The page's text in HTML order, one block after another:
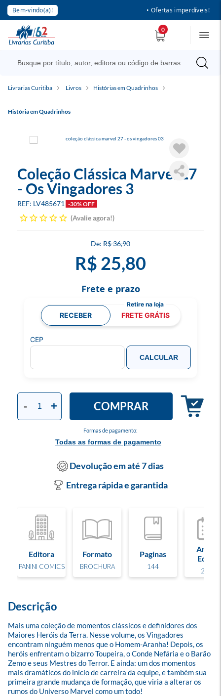
Bem-vindo(a)! • Ofertas imperdíveis!
0
Livrarias Curitiba Livros Histórias em Quadrinhos
História em Quadrinhos
Coleção Clássica Marvel 27
- Os Vingadores 3
LV485671 -30% OFF
Avalie agora!
R$ 36,90
R$ 25,80
Formas de pagamento:
Todas as formas de pagamento
- + COMPRAR
Frete e prazo
RECEBER FRETE GRÁTIS
CEP
CALCULAR
Devolução em até 7 dias
Entrega rápida e garantida
Editora
PANINI COMICS
Formato
BROCHURA
Paginas
144
Ano de
Edição
2022
Descrição
Mais uma coleção de momentos clássicos e definidores dos
Maiores Heróis da Terra. Nesse volume, os Vingadores
encontram ninguém menos que o Homem-Aranha! Depois, os
heróis enfrentam o bizarro Toupeira, o Conde Nefária e o Barão
Zemo e seus Mestres do Terror. E ainda: um dos momentos
mais dramáticos do início de carreira da equipe, e também sua
primeira grande mudança de formação, que viria a alterar os
rumos do Universo Marvel como um todo!